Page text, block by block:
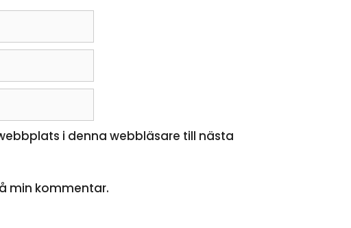
i denna webbläsare till nästa
min kommentar.